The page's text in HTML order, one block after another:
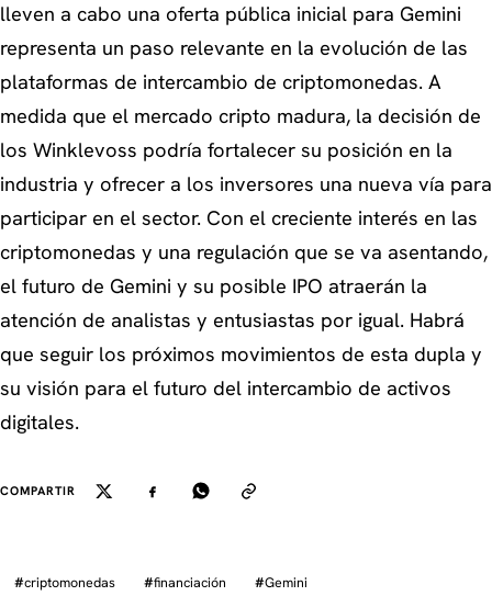
lleven a cabo una oferta pública inicial para Gemini
representa un paso relevante en la evolución de las
plataformas de intercambio de criptomonedas. A
medida que el mercado cripto madura, la decisión de
los Winklevoss podría fortalecer su posición en la
industria y ofrecer a los inversores una nueva vía para
participar en el sector. Con el creciente interés en las
criptomonedas y una regulación que se va asentando,
el futuro de Gemini y su posible IPO atraerán la
atención de analistas y entusiastas por igual. Habrá
que seguir los próximos movimientos de esta dupla y
su visión para el futuro del intercambio de activos
digitales.
COMPARTIR
#criptomonedas #financiación #Gemini